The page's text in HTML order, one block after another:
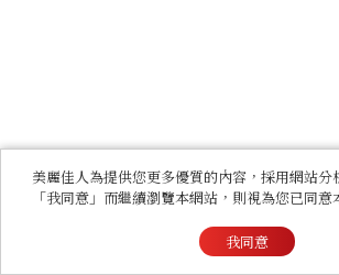
美麗佳人為提供您更多優質的內容，採用網站分
「我同意」而繼續瀏覽本網站，則視為您已同意
我同意